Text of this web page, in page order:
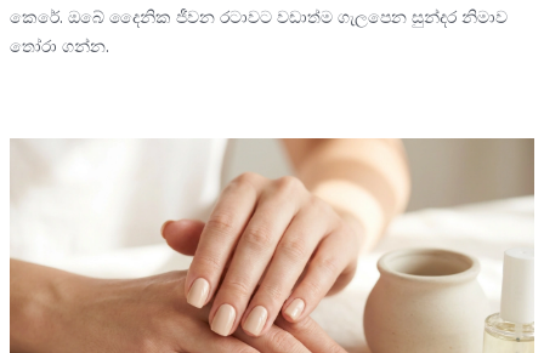
කෙරේ. ඔබේ දෛනික ජීවන රටාවට වඩාත්ම ගැලපෙන සුන්දර නිමාව
තෝරා ගන්න.